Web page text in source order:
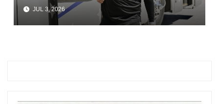
JUL 3, 2026